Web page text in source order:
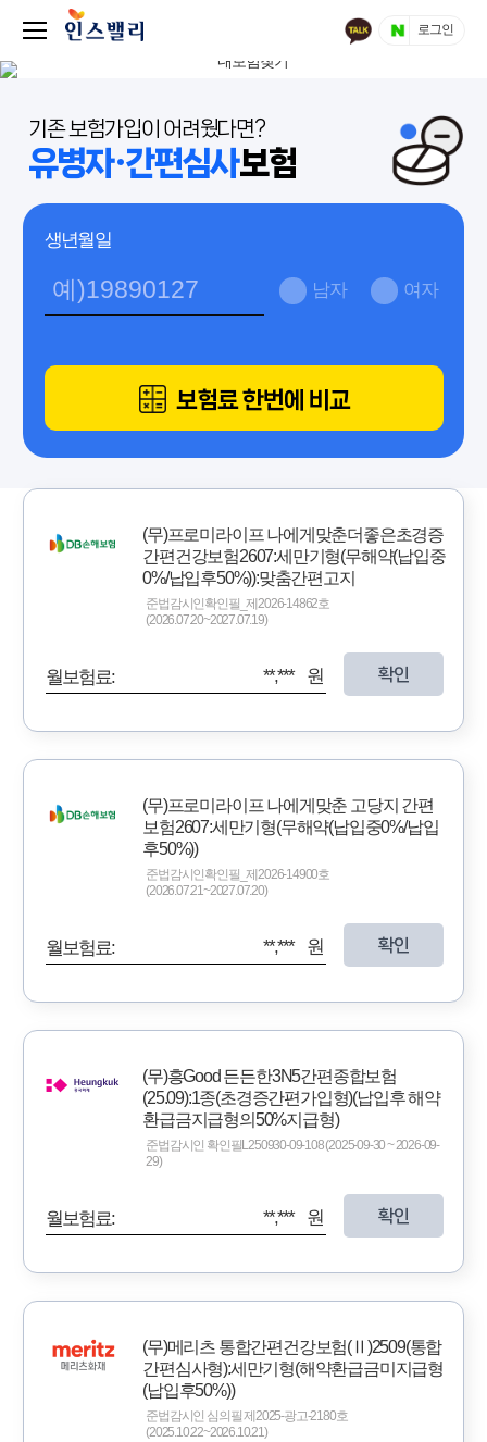
로그인
기존 보험가입이 어려웠다면?
유병자·간편심사보험
생년월일
남자 여자
보험료 한번에 비교
(무)프로미라이프 나에게맞춘더좋은초경증
간편건강보험2607:세만기형(무해약(납입중
0%/납입후50%)):맞춤간편고지
준법감시인확인필_제2026-14862호
(2026.07.20~2027.07.19)
월보험료: **,*** 원 확인
(무)프로미라이프 나에게맞춘 고당지 간편
보험2607:세만기형(무해약(납입중0%/납입
후50%))
준법감시인확인필_제2026-14900호
(2026.07.21~2027.07.20)
월보험료: **,*** 원 확인
(무)흥Good 든든한3N5간편종합보험
(25.09):1종(초경증간편가입형)(납입후 해약
환급금지급형의50%지급형)
준법감시인 확인필L250930-09-108 (2025-09-30 ~ 2026-09-
29)
월보험료: **,*** 원 확인
(무)메리츠 통합간편건강보험(Ⅱ)2509(통합
간편심사형):세만기형(해약환급금미지급형
(납입후50%))
준법감시인 심의필 제2025-광고-2180호
(2025.10.22~2026.10.21)